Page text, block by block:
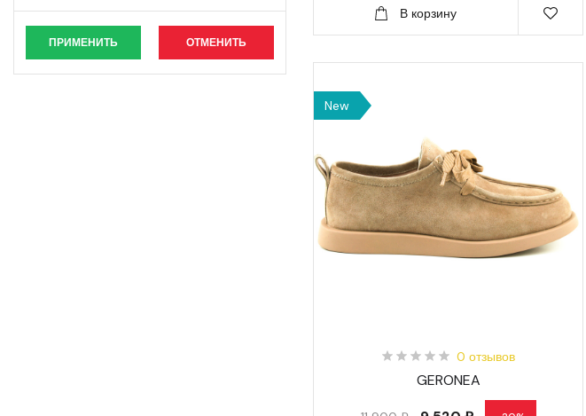
ПРИМЕНИТЬ ОТМЕНИТЬ
В корзину
New
0 отзывов
GERONEA